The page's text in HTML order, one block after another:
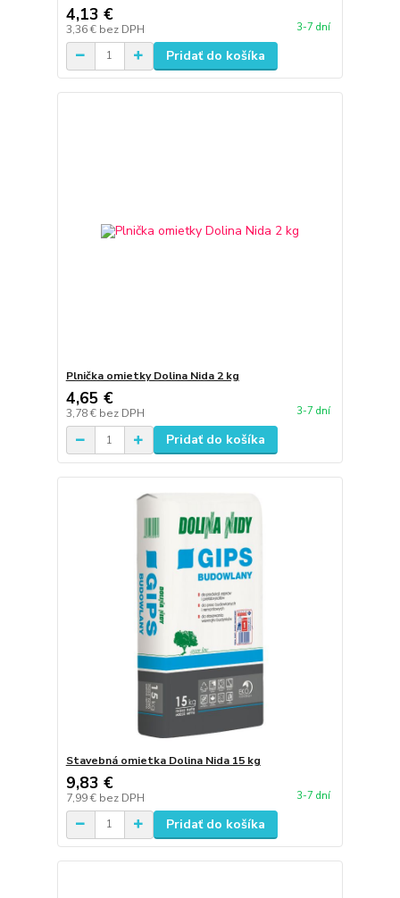
4,13 €
3,36 € bez DPH 3-7 dní
Pridať do košíka
Plnička omietky Dolina Nida 2 kg
4,65 €
3,78 € bez DPH 3-7 dní
Pridať do košíka
Stavebná omietka Dolina Nida 15 kg
9,83 €
7,99 € bez DPH 3-7 dní
Pridať do košíka